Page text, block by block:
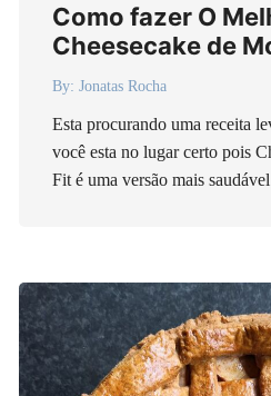
Como fazer O
Cheesecake de
By: Jonatas Rocha
Esta procurando uma receita
você esta no lugar certo pois
Fit é uma versão mais